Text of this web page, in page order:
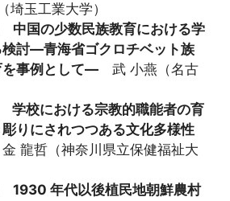
埼玉工業大学）
中国の少数民族教育における学
討―青海省ゴクロチベット族
を事例として― 武 小燕（名古
学校における宗教的職能者の育
りにされつつある文化多様性
龍哲（神奈川県立保健福祉大
1930 年代以後植民地朝鮮農村